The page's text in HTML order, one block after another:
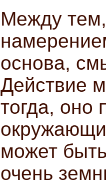
Между
основа,
Действие
тогда, оно
может
очень